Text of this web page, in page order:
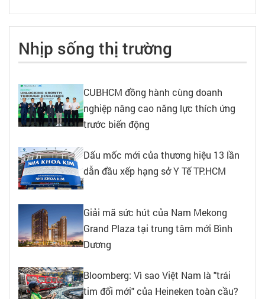
Nhịp sống thị trường
CUBHCM đồng hành cùng doanh
nghiệp nâng cao năng lực thích ứng
trước biến động
Dấu mốc mới của thương hiệu 13 lần
dẫn đầu xếp hạng sở Y Tế TP.HCM
Giải mã sức hút của Nam Mekong
Grand Plaza tại trung tâm mới Bình
Dương
Bloomberg: Vì sao Việt Nam là "trái
tim đổi mới" của Heineken toàn cầu?